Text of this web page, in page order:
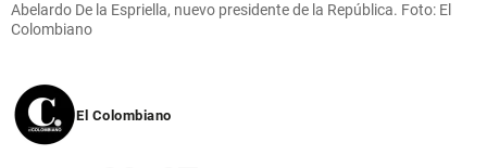
Abelardo De la Espriella, nuevo presidente de la República. Foto: El
Colombiano
El Colombiano